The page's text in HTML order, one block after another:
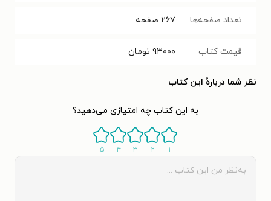
تعداد صفحه‌ها ۲۶۷ صفحه
قیمت کتاب ۹۳۰۰۰ تومان
نظر شما دربارهٔ این کتاب
به این کتاب چه امتیازی می‌دهید؟
۱ ۲ ۳ ۴ ۵